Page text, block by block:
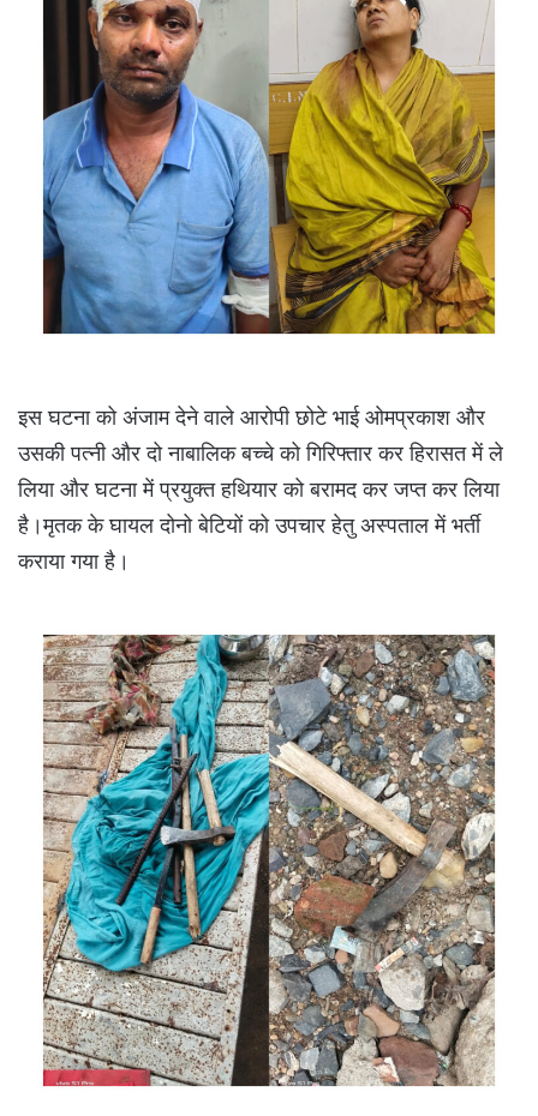
इस घटना को अंजाम देने वाले आरोपी छोटे भाई ओमप्रकाश और
उसकी पत्नी और दो नाबालिक बच्चे को गिरिफ्तार कर हिरासत में ले
लिया और घटना में प्रयुक्त हथियार को बरामद कर जप्त कर लिया
है।मृतक के घायल दोनो बेटियों को उपचार हेतु अस्पताल में भर्ती
कराया गया है।